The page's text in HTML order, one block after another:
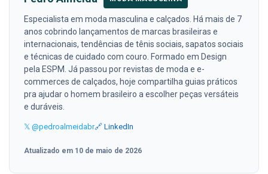
Especialista em moda masculina e calçados. Há mais de 7
anos cobrindo lançamentos de marcas brasileiras e
internacionais, tendências de tênis sociais, sapatos sociais
e técnicas de cuidado com couro. Formado em Design
pela ESPM. Já passou por revistas de moda e e-
commerces de calçados, hoje compartilha guias práticos
pra ajudar o homem brasileiro a escolher peças versáteis
e duráveis.
𝕏 @pedroalmeidabr🔗 LinkedIn
Atualizado em 10 de maio de 2026